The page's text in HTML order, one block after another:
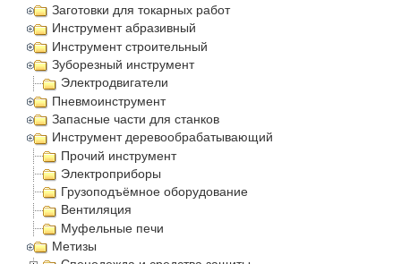
Заготовки для токарных работ
Инструмент абразивный
Инструмент строительный
Зуборезный инструмент
Электродвигатели
Пневмоинструмент
Запасные части для станков
Инструмент деревообрабатывающий
Прочий инструмент
Электроприборы
Грузоподъёмное оборудование
Вентиляция
Муфельные печи
Метизы